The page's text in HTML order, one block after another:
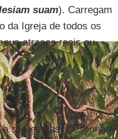
suam). Carregam
da Igreja de todos os
atrasos reais ou
si mesmas. Desenham-